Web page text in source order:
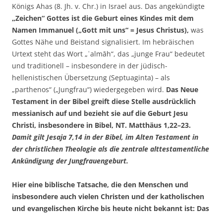
Königs Ahas (8. Jh. v. Chr.) in Israel aus. Das angekündigte
„Zeichen“ Gottes ist die Geburt eines Kindes mit dem
Namen Immanuel („Gott mit uns“ = Jesus Christus), was
Gottes Nähe und Beistand signalisiert. Im hebräischen
Urtext steht das Wort „ʿalmāh“, das „junge Frau“ bedeutet
und traditionell – insbesondere in der jüdisch-
hellenistischen Übersetzung (Septuaginta) – als
„parthenos“ („Jungfrau“) wiedergegeben wird. Das Neue
Testament in der Bibel greift diese Stelle ausdrücklich
messianisch auf und bezieht sie auf die Geburt Jesu
Christi, insbesondere in Bibel, NT. Matthäus 1,22–23.
Damit gilt Jesaja 7,14 in der Bibel, im Alten Testament in
der christlichen Theologie als die zentrale alttestamentliche
Ankündigung der Jungfrauengeburt.
Hier eine biblische Tatsache, die den Menschen und
insbesondere auch vielen Christen und der katholischen
und evangelischen Kirche bis heute nicht bekannt ist: Das